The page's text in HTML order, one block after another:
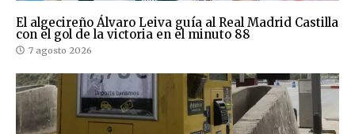
El algecireño Álvaro Leiva guía al Real Madrid Castilla
con el gol de la victoria en el minuto 88
7 agosto 2026